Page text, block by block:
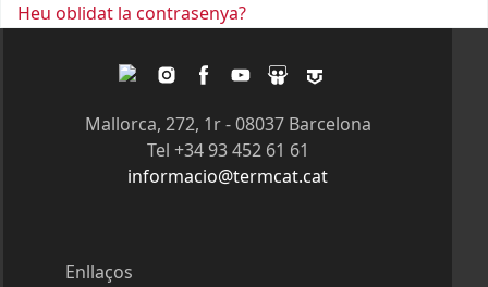
Heu oblidat la contrasenya?
Enllaços
Mallorca, 272, 1r - 08037 Barcelona
Tel +34 93 452 61 61
informacio@termcat.cat